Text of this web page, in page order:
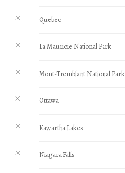
Quebec
La Mauricie National Park
Mont-Tremblant National Park
Ottawa
Kawartha Lakes
Niagara Falls